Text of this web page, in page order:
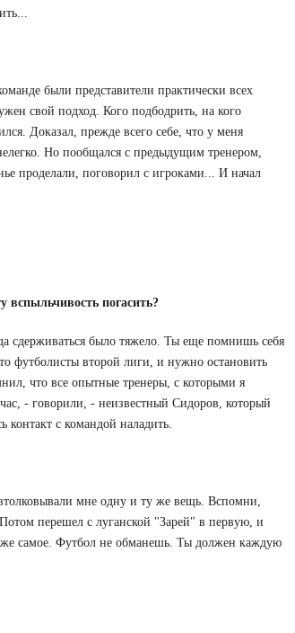
были представители практически всех
свой подход. Кого подбодрить, на кого
Доказал, прежде всего себе, что у меня
Но пообщался с предыдущим тренером,
проделали, поговорил с игроками... И начал
погасить?
сдерживаться было тяжело. Ты еще помнишь себя
футболисты второй лиги, и нужно остановить
что все опытные тренеры, с которыми я
- говорили, - неизвестный Сидоров, который
контакт с командой наладить.
мне одну и ту же вещь. Вспомни,
перешел с луганской "Зарей" в первую, и
же самое. Футбол не обманешь. Ты должен каждую